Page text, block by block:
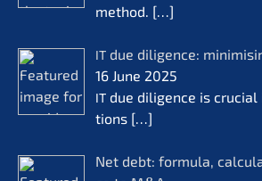
method. […]
IT due diligence:
16 June 2025
IT due diligence is crucial
tions […]
Net debt: formu­la,